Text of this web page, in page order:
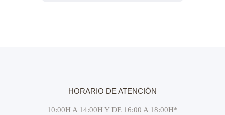
HORARIO DE ATENCIÓN
10:00H A 14:00H Y DE 16:00 A 18:00H*